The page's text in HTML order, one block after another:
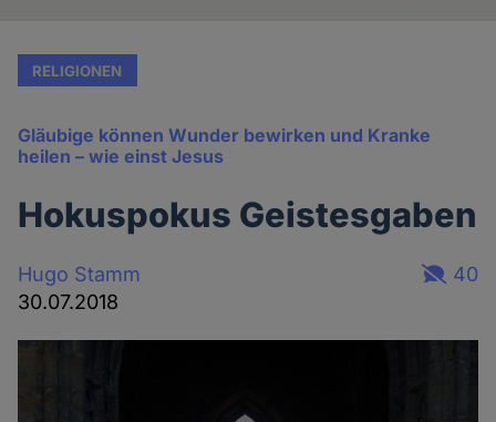
RELIGIONEN
Gläubige können Wunder bewirken und Kranke
heilen – wie einst Jesus
Hokuspokus Geistesgaben
Hugo Stamm
30.07.2018
40